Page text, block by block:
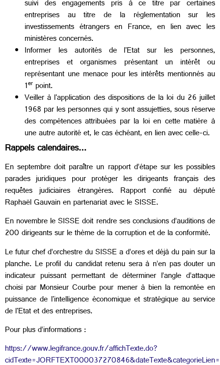
suivi des engagements pris à ce titre par certaines
entreprises au titre de la réglementation sur les
investissements étrangers en France, en lien avec les
ministères concernés.
Informer les autorités de l'Etat sur les personnes,
entreprises et organismes présentant un intérêt ou
représentant une menace pour les intérêts mentionnés au
1er point.
Veiller à l'application des dispositions de la loi du 26 juillet
1968 par les personnes qui y sont assujetties, sous réserve
des compétences attribuées par la loi en cette matière à
une autre autorité et, le cas échéant, en lien avec celle-ci.
Rappels calendaires…
En septembre doit paraître un rapport d’étape sur les possibles
parades juridiques pour protéger les dirigeants français des
requêtes judiciaires étrangères. Rapport confié au député
Raphaël Gauvain en partenariat avec le SISSE.
En novembre le SISSE doit rendre ses conclusions d’auditions de
200 dirigeants sur le thème de la corruption et de la conformité.
Le futur chef d’orchestre du SISSE a d’ores et déjà du pain sur la
planche. Le profil du candidat retenu sera à n’en pas douter un
indicateur puissant permettant de déterminer l’angle d’attaque
choisi par Monsieur Courbe pour mener à bien la remontée en
puissance de l'intelligence économique et stratégique au service
de l'Etat et des entreprises.
Pour plus d’informations :
https://www.legifrance.gouv.fr/affichTexte.do?